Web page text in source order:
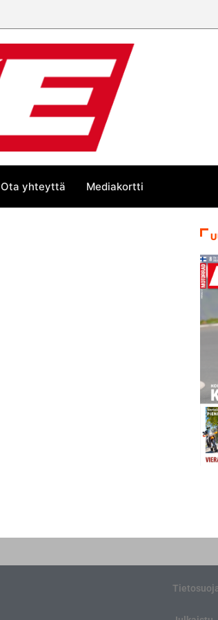
Ota yhteyttä Mediakortti